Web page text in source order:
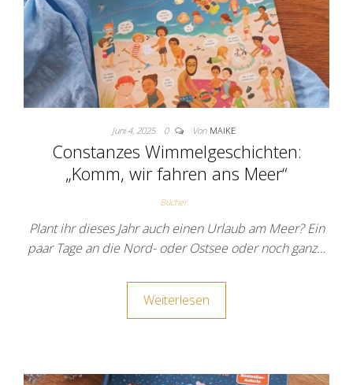
Juni 4, 2025 0 Von MAIKE
Constanzes Wimmelgeschichten:
„Komm, wir fahren ans Meer“
Bücher
Plant ihr dieses Jahr auch einen Urlaub am Meer? Ein
paar Tage an die Nord- oder Ostsee oder noch ganz…
Weiterlesen